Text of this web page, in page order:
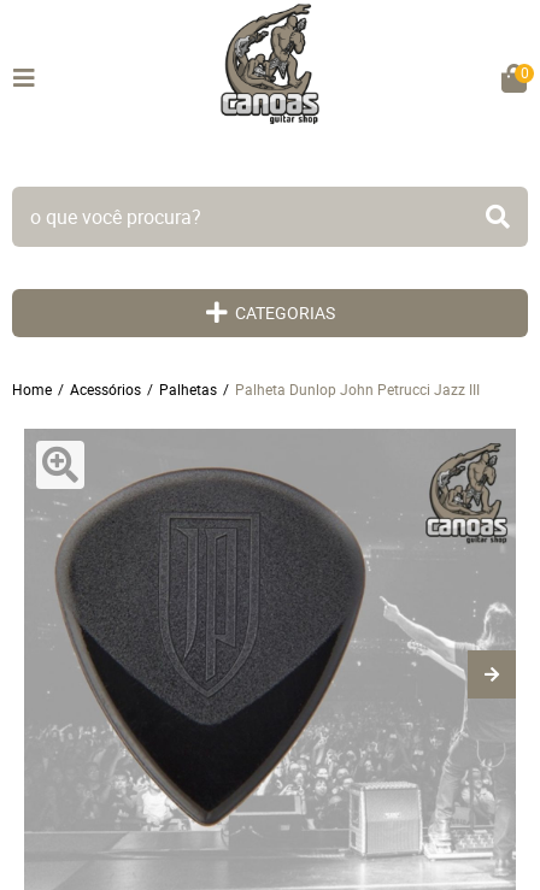
TODO SITE EM ATÉ 5X SEM JUROS!
0
CATEGORIAS
Home Acessórios Palhetas Palheta Dunlop John Petrucci Jazz III